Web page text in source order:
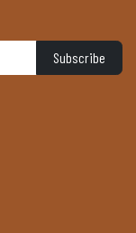
Subscribe